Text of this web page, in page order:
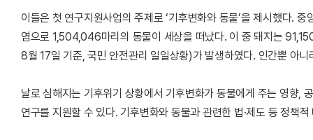
이들은 첫 연구지원사업의 주제로 ‘기후변화와 동물’을 제시했다.
염으로 1,504,046마리의 동물이 세상을 떠났다. 이 중 돼지는
8월 17일 기준, 국민 안전관리 일일상황)가 발생하였다. 인간뿐 아
날로 심해지는 기후위기 상황에서 기후변화가 동물에게 주는 영향,
연구를 지원할 수 있다. 기후변화와 동물과 관련한 법·제도 등 정책